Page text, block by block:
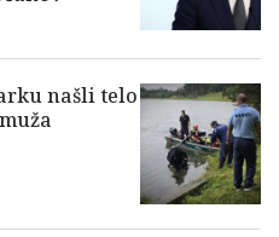
našli telo